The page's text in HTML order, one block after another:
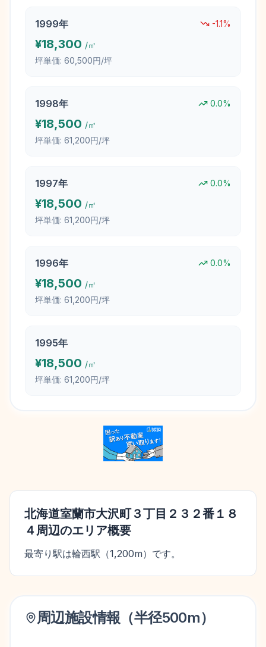
1999年 -1.1%
¥18,300 /㎡
坪単価: 60,500円/坪
1998年 0.0%
¥18,500 /㎡
坪単価: 61,200円/坪
1997年 0.0%
¥18,500 /㎡
坪単価: 61,200円/坪
1996年 0.0%
¥18,500 /㎡
坪単価: 61,200円/坪
1995年
¥18,500 /㎡
坪単価: 61,200円/坪
北海道室蘭市大沢町３丁目２３２番１８
４周辺のエリア概要
最寄り駅は輪西駅（1,200m）です。
周辺施設情報（半径500m）